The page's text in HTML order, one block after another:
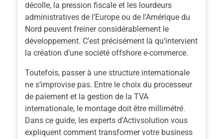
décolle, la pression fiscale et les lourdeurs
administratives de l’Europe ou de l’Amérique du
Nord peuvent freiner considérablement le
développement. C’est précisément là qu’intervient
la création d’une société offshore e-commerce.
Toutefois, passer à une structure internationale
ne s’improvise pas. Entre le choix du processeur
de paiement et la gestion de la TVA
internationale, le montage doit être millimétré.
Dans ce guide, les experts d’Activsolution vous
expliquent comment transformer votre business